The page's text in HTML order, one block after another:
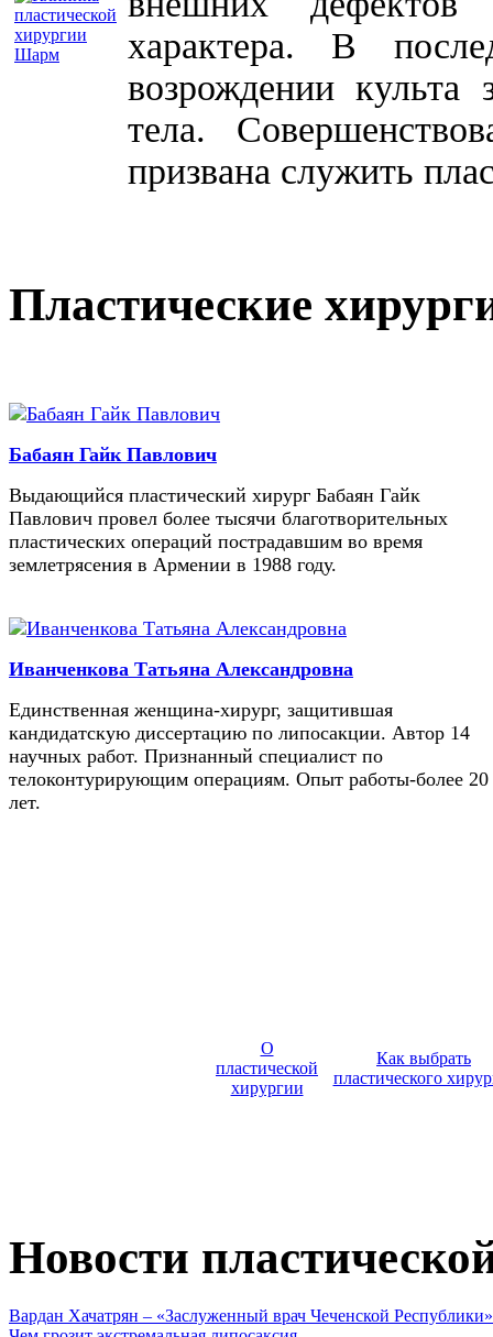
характера. В
возрождении культа
тела.
призвана служить
Пластические
Бабаян Гайк Павлович
Выдающийся пластический хирург Бабаян Гайк
Павлович провел более тысячи благотворительных
пластических операций пострадавшим во время
землетрясения в Армении в 1988 году.
Иванченкова Татьяна Александровна
Единственная женщина-хирург, защитившая
кандидатскую диссертацию по липосакции. Автор 14
научных работ. Признанный специалист по
телоконтурирующим операциям. Опыт работы-более 20
лет.
О
пластической
хирургии
Как выбрать
пластического
Новости
Вардан Хачатрян – «Заслуженный врач Чеченской Республики»